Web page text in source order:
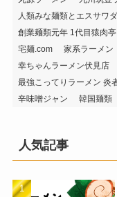
人類みな麺類とエスサワダ
創業麺類元年 1代目猿肉亭
宅麺.com
家系ラーメン
幸ちゃんラーメン伏見店
最強こってりラーメン 炎
辛味噌ジャン
韓国麺類
人気記事